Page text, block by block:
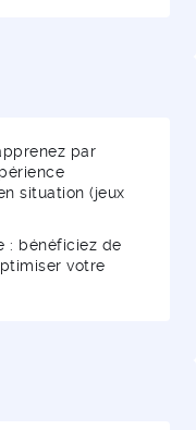
par
situation (jeux
: bénéficiez de
votre